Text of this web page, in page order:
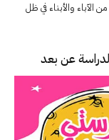
والأبناء في ظل
عن بعد